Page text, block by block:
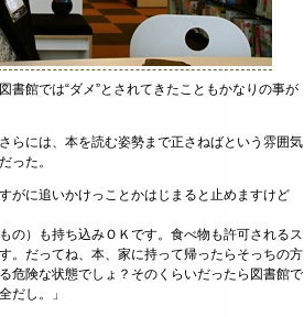
書館では“ダメ”とされてきたこともかなりの事が
には、本を読む姿勢まで正さねばという雰囲気
った。
がに追いかけっことかはじまると止めますけど
の）も持ち込みＯＫです。食べ物も許可されるス
。だってね、本、家に持って帰ったらそっちの方
危険な状態でしょ？そのくらいだったら図書館で
だし。」